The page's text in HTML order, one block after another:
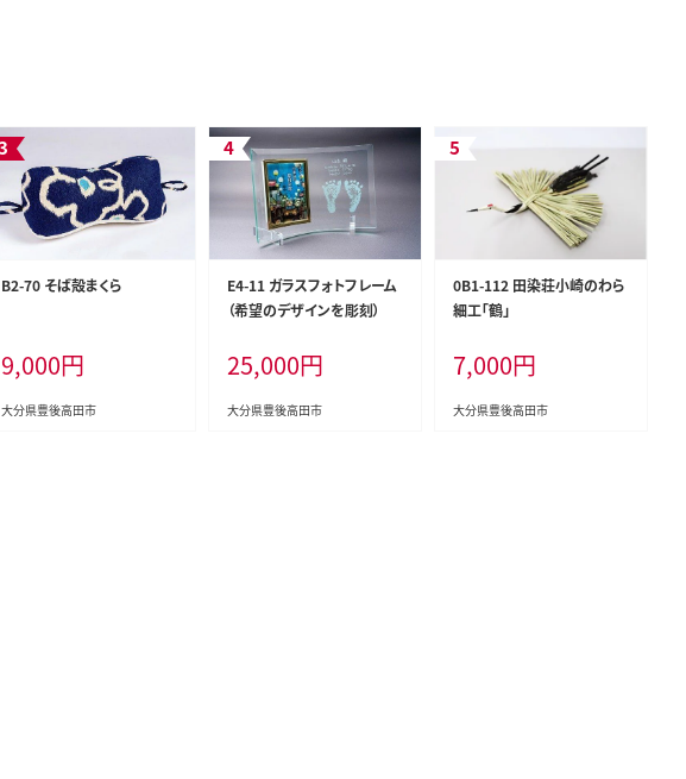
B2-70 そば殻まくら
9,000円
大分県豊後高田市
E4-11 ガラスフォトフレーム
（希望のデザインを彫刻）
25,000円
大分県豊後高田市
0B1-112 田染荘小崎のわら
細工「鶴」
7,000円
大分県豊後高田市